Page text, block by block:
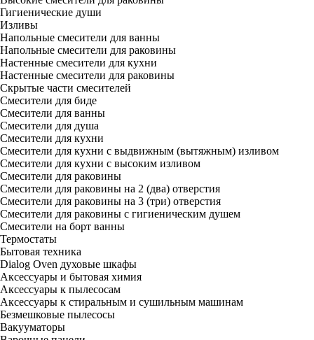
Гигиенические души
Изливы
Напольные смесители для ванны
Напольные смесители для раковины
Настенные смесители для кухни
Настенные смесители для раковины
Скрытые части смесителей
Смесители для биде
Смесители для ванны
Смесители для душа
Смесители для кухни
Смесители для кухни с выдвижным (вытяжным) изливом
Смесители для кухни с высоким изливом
Смесители для раковины
Смесители для раковины на 2 (два) отверстия
Смесители для раковины на 3 (три) отверстия
Смесители для раковины с гигиеническим душем
Смесители на борт ванны
Термостаты
Бытовая техника
Dialog Oven духовые шкафы
Аксессуары и бытовая химия
Аксессуары к пылесосам
Аксессуары к стиральным и сушильным машинам
Безмешковые пылесосы
Вакууматоры